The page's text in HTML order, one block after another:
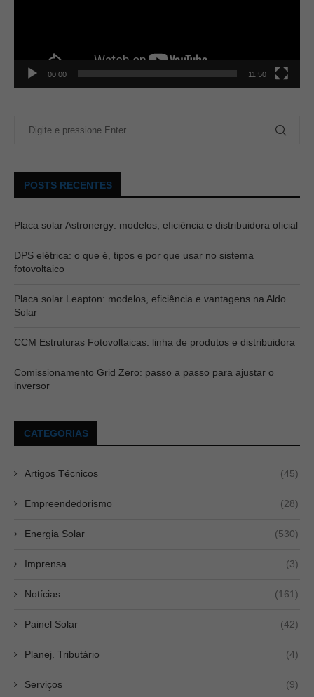
00:00 11:50
POSTS RECENTES
Placa solar Astronergy: modelos, eficiência e distribuidora oficial
DPS elétrica: o que é, tipos e por que usar no sistema
fotovoltaico
Placa solar Leapton: modelos, eficiência e vantagens na Aldo
Solar
CCM Estruturas Fotovoltaicas: linha de produtos e distribuidora
Comissionamento Grid Zero: passo a passo para ajustar o
inversor
CATEGORIAS
Artigos Técnicos (45)
Empreendedorismo (28)
Energia Solar (530)
Imprensa (3)
Notícias (161)
Painel Solar (42)
Planej. Tributário (4)
Serviços (9)